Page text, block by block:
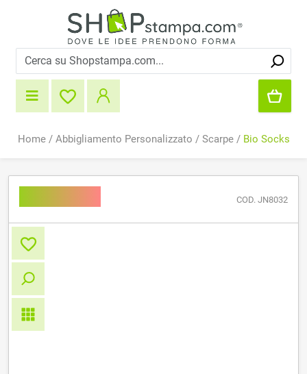
Home/ Abbigliamento Personalizzato / Scarpe/ Bio Socks
COD. JN8032